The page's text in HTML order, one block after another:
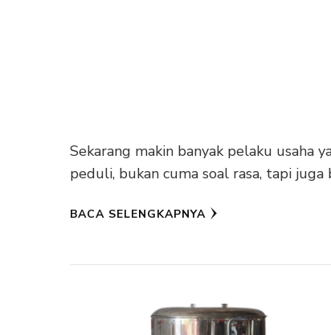
Sekarang makin banyak pelaku usaha
peduli, bukan cuma soal rasa, tapi
BACA SELENGKAPNYA